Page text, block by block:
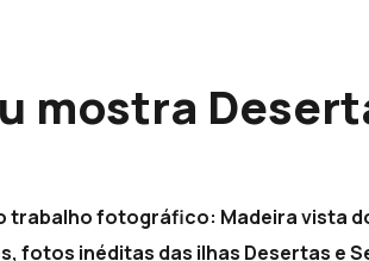
mostra
trabalho fotográfico: Madeira vista
inéditas das ilhas Desertas e